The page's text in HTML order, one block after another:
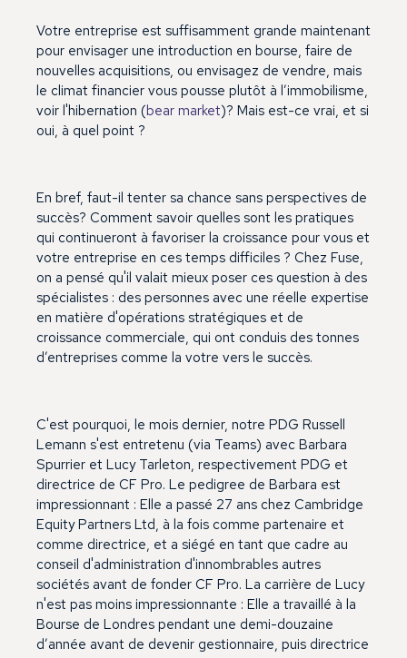
Votre entreprise est suffisamment grande maintenant
pour envisager une introduction en bourse, faire de
nouvelles acquisitions, ou envisagez de vendre, mais
le climat financier vous pousse plutôt à l’immobilisme,
voir l'hibernation (bear market)? Mais est-ce vrai, et si
oui, à quel point ?
En bref, faut-il tenter sa chance sans perspectives de
succès? Comment savoir quelles sont les pratiques
qui continueront à favoriser la croissance pour vous et
votre entreprise en ces temps difficiles ? Chez Fuse,
on a pensé qu'il valait mieux poser ces question à des
spécialistes : des personnes avec une réelle expertise
en matière d'opérations stratégiques et de
croissance commerciale, qui ont conduis des tonnes
d’entreprises comme la votre vers le succès.
C'est pourquoi, le mois dernier, notre PDG Russell
Lemann s'est entretenu (via Teams) avec Barbara
Spurrier et Lucy Tarleton, respectivement PDG et
directrice de CF Pro. Le pedigree de Barbara est
impressionnant : Elle a passé 27 ans chez Cambridge
Equity Partners Ltd, à la fois comme partenaire et
comme directrice, et a siégé en tant que cadre au
conseil d'administration d'innombrables autres
sociétés avant de fonder CF Pro. La carrière de Lucy
n'est pas moins impressionnante : Elle a travaillé à la
Bourse de Londres pendant une demi-douzaine
d’année avant de devenir gestionnaire, puis directrice